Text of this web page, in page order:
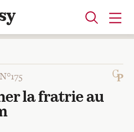
N°175
la fratrie au